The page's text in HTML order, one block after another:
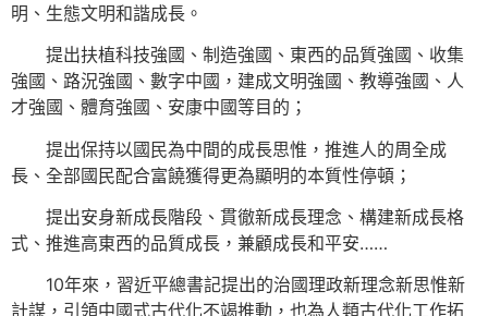
明、生態文明和諧成長。
提出扶植科技強國、制造強國、東西的品質強國、收集
強國、路況強國、數字中國，建成文明強國、教導強國、人
才強國、體育強國、安康中國等目的；
提出保持以國民為中間的成長思惟，推進人的周全成
長、全部國民配合富饒獲得更為顯明的本質性停頓；
提出安身新成長階段、貫徹新成長理念、構建新成長格
式、推進高東西的品質成長，兼顧成長和平安……
10年來，習近平總書記提出的治國理政新理念新思惟新
計謀，引領中國式古代化不竭推動，也為人類古代化工作拓